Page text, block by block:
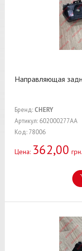
Направляющая
Бренд: CHERY
Артикул: 602000277AA
Код: 78006
Цена: 362,00 грн.